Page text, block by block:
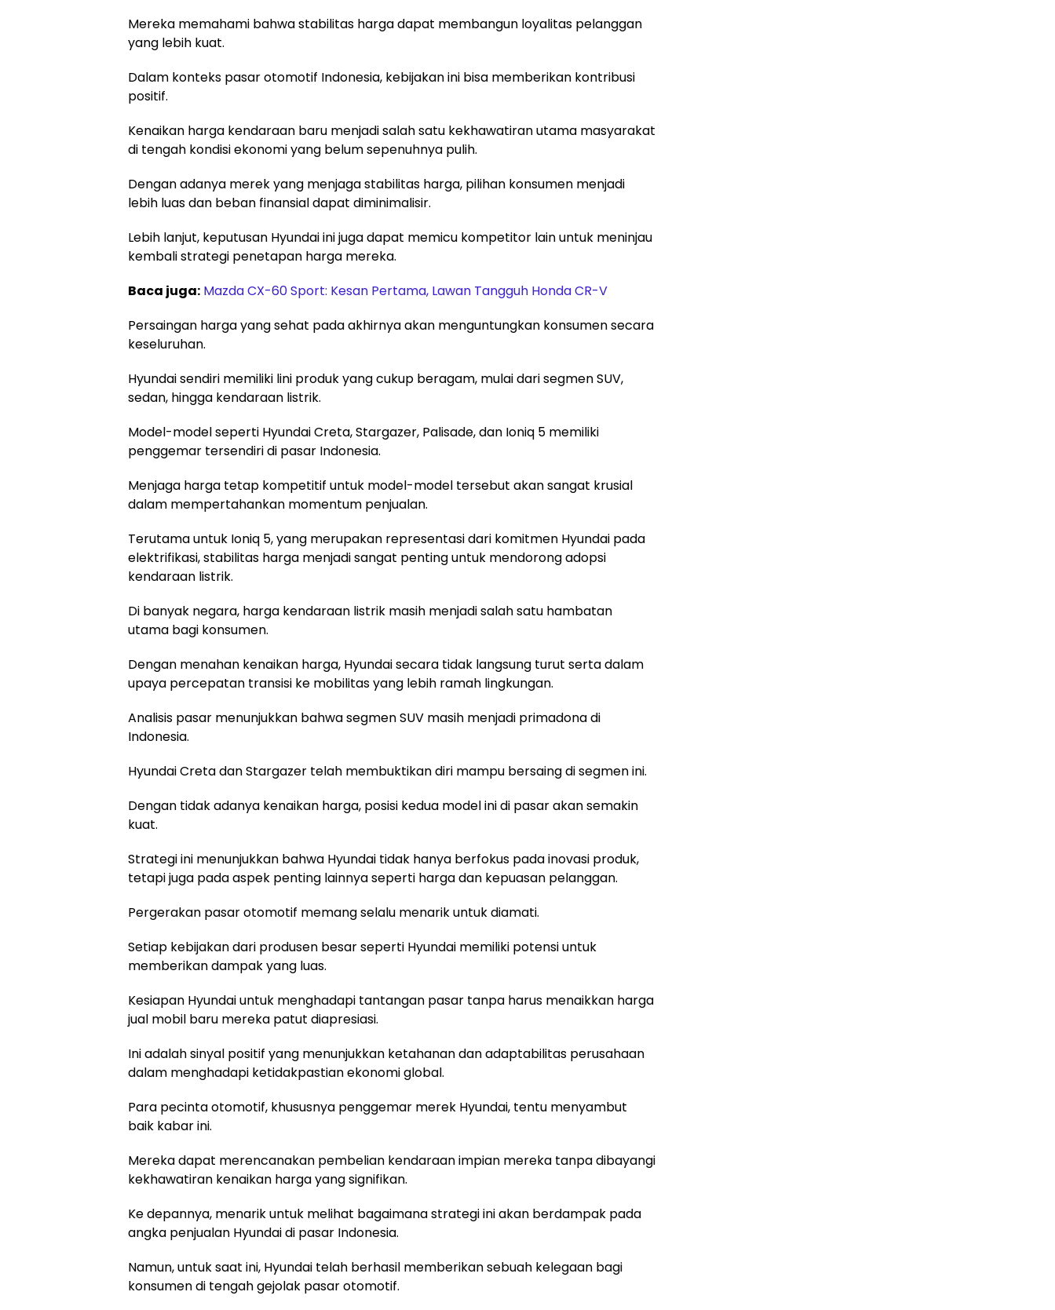
Mereka memahami bahwa stabilitas harga dapat membangun loyalitas pelanggan
yang lebih kuat.
Dalam konteks pasar otomotif Indonesia, kebijakan ini bisa memberikan kontribusi
positif.
Kenaikan harga kendaraan baru menjadi salah satu kekhawatiran utama masyarakat
di tengah kondisi ekonomi yang belum sepenuhnya pulih.
Dengan adanya merek yang menjaga stabilitas harga, pilihan konsumen menjadi
lebih luas dan beban finansial dapat diminimalisir.
Lebih lanjut, keputusan Hyundai ini juga dapat memicu kompetitor lain untuk meninjau
kembali strategi penetapan harga mereka.
Baca juga: Mazda CX-60 Sport: Kesan Pertama, Lawan Tangguh Honda CR-V
Persaingan harga yang sehat pada akhirnya akan menguntungkan konsumen secara
keseluruhan.
Hyundai sendiri memiliki lini produk yang cukup beragam, mulai dari segmen SUV,
sedan, hingga kendaraan listrik.
Model-model seperti Hyundai Creta, Stargazer, Palisade, dan Ioniq 5 memiliki
penggemar tersendiri di pasar Indonesia.
Menjaga harga tetap kompetitif untuk model-model tersebut akan sangat krusial
dalam mempertahankan momentum penjualan.
Terutama untuk Ioniq 5, yang merupakan representasi dari komitmen Hyundai pada
elektrifikasi, stabilitas harga menjadi sangat penting untuk mendorong adopsi
kendaraan listrik.
Di banyak negara, harga kendaraan listrik masih menjadi salah satu hambatan
utama bagi konsumen.
Dengan menahan kenaikan harga, Hyundai secara tidak langsung turut serta dalam
upaya percepatan transisi ke mobilitas yang lebih ramah lingkungan.
Analisis pasar menunjukkan bahwa segmen SUV masih menjadi primadona di
Indonesia.
Hyundai Creta dan Stargazer telah membuktikan diri mampu bersaing di segmen ini.
Dengan tidak adanya kenaikan harga, posisi kedua model ini di pasar akan semakin
kuat.
Strategi ini menunjukkan bahwa Hyundai tidak hanya berfokus pada inovasi produk,
tetapi juga pada aspek penting lainnya seperti harga dan kepuasan pelanggan.
Pergerakan pasar otomotif memang selalu menarik untuk diamati.
Setiap kebijakan dari produsen besar seperti Hyundai memiliki potensi untuk
memberikan dampak yang luas.
Kesiapan Hyundai untuk menghadapi tantangan pasar tanpa harus menaikkan harga
jual mobil baru mereka patut diapresiasi.
Ini adalah sinyal positif yang menunjukkan ketahanan dan adaptabilitas perusahaan
dalam menghadapi ketidakpastian ekonomi global.
Para pecinta otomotif, khususnya penggemar merek Hyundai, tentu menyambut
baik kabar ini.
Mereka dapat merencanakan pembelian kendaraan impian mereka tanpa dibayangi
kekhawatiran kenaikan harga yang signifikan.
Ke depannya, menarik untuk melihat bagaimana strategi ini akan berdampak pada
angka penjualan Hyundai di pasar Indonesia.
Namun, untuk saat ini, Hyundai telah berhasil memberikan sebuah kelegaan bagi
konsumen di tengah gejolak pasar otomotif.